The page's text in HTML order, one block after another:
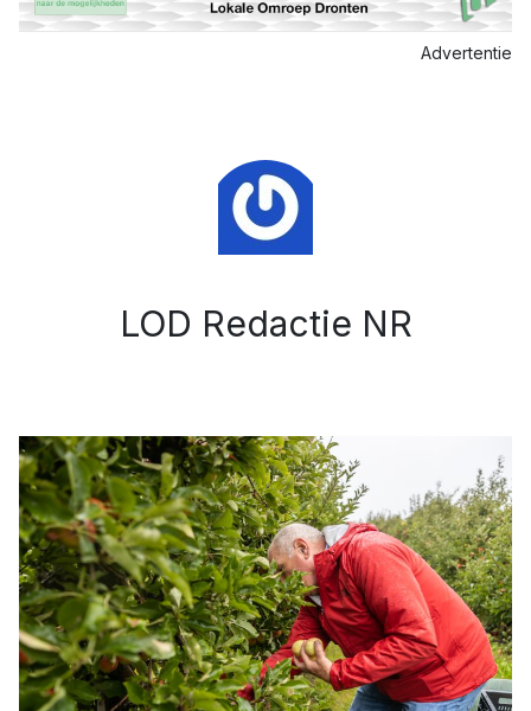
Advertentie
LOD Redactie NR
Afbeelding: Voedselbank Dronten